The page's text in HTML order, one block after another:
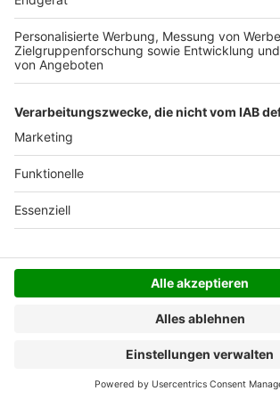
Der Bestellprozess ist mit Hilfe
SERVICE HOTLINE
SHOP SERVICE
Versandkostenund ggf.
nicht anders angegeben.